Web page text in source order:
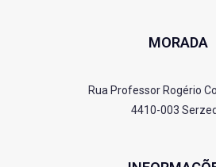
MORADA
Rua Professor Rogério
4410-003